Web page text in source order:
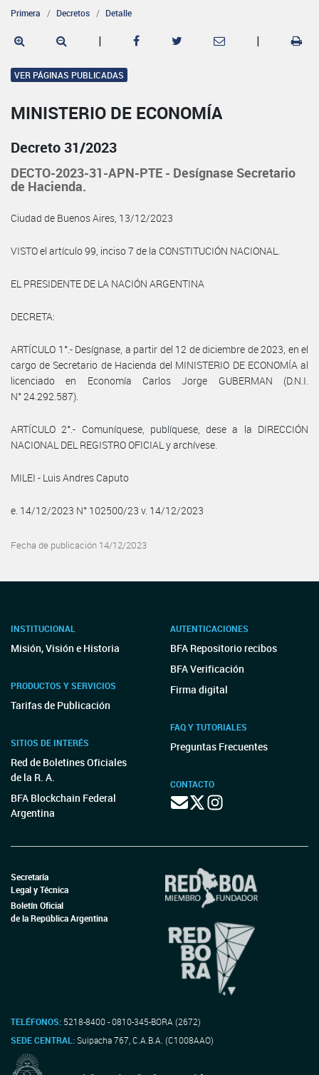
Primera Decretos Detalle
| |
VER PÁGINAS PUBLICADAS
MINISTERIO DE ECONOMÍA
Decreto 31/2023
DECTO-2023-31-APN-PTE - Desígnase Secretario
de Hacienda.
Ciudad de Buenos Aires, 13/12/2023
VISTO el artículo 99, inciso 7 de la CONSTITUCIÓN NACIONAL.
EL PRESIDENTE DE LA NACIÓN ARGENTINA
DECRETA:
ARTÍCULO 1°.- Desígnase, a partir del 12 de diciembre de 2023, en el
cargo de Secretario de Hacienda del MINISTERIO DE ECONOMÍA al
licenciado en Economía Carlos Jorge GUBERMAN (D.N.I.
N° 24.292.587).
ARTÍCULO 2°.- Comuníquese, publíquese, dese a la DIRECCIÓN
NACIONAL DEL REGISTRO OFICIAL y archívese.
MILEI - Luis Andres Caputo
e. 14/12/2023 N° 102500/23 v. 14/12/2023
Fecha de publicación 14/12/2023
INSTITUCIONAL
Misión, Visión e Historia
PRODUCTOS Y SERVICIOS
Tarifas de Publicación
SITIOS DE INTERÉS
Red de Boletines Oficiales
de la R. A.
BFA Blockchain Federal
Argentina
AUTENTICACIONES
BFA Repositorio recibos
BFA Verificación
Firma digital
FAQ Y TUTORIALES
Preguntas Frecuentes
CONTACTO
Secretaría
Legal y Técnica
Boletín Oficial
de la República Argentina
TELÉFONOS: 5218-8400 - 0810-345-BORA (2672)
SEDE CENTRAL:Suipacha 767, C.A.B.A. (C1008AAO)